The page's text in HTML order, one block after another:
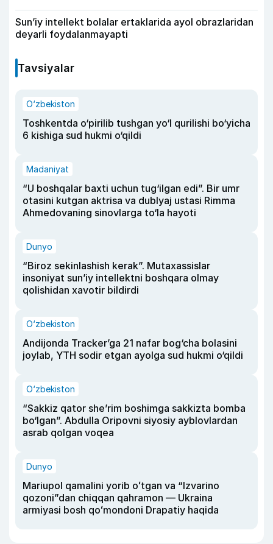
Sun’iy intellekt bolalar ertaklarida ayol obrazlaridan
deyarli foydalanmayapti
Tavsiyalar
O‘zbekiston
Toshkentda o‘pirilib tushgan yo‘l qurilishi bo‘yicha
6 kishiga sud hukmi o‘qildi
Madaniyat
“U boshqalar baxti uchun tug‘ilgan edi”. Bir umr
otasini kutgan aktrisa va dublyaj ustasi Rimma
Ahmedovaning sinovlarga to‘la hayoti
Dunyo
“Biroz sekinlashish kerak”. Mutaxassislar
insoniyat sun’iy intellektni boshqara olmay
qolishidan xavotir bildirdi
O‘zbekiston
Andijonda Tracker’ga 21 nafar bog‘cha bolasini
joylab, YTH sodir etgan ayolga sud hukmi o‘qildi
O‘zbekiston
“Sakkiz qator she’rim boshimga sakkizta bomba
bo‘lgan”. Abdulla Oripovni siyosiy ayblovlardan
asrab qolgan voqea
Dunyo
Mariupol qamalini yorib oʻtgan va “Izvarino
qozoni”dan chiqqan qahramon — Ukraina
armiyasi bosh qoʻmondoni Drapatiy haqida